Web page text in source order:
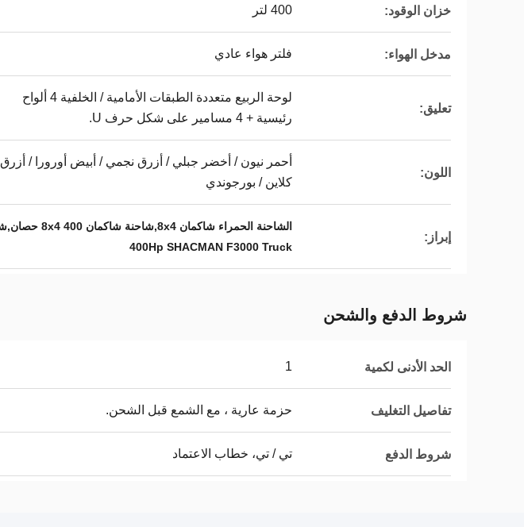
خزان الوقود: 400 لتر
مدخل الهواء: فلتر هواء عادي
تعليق:
لوحة الربيع متعددة الطبقات الأمامية / الخلفية 4 ألواح
رئيسية + 4 مسامير على شكل حرف U.
اللون:
أحمر نيون / أخضر جبلي / أزرق نجمي / أبيض أورورا / أزرق
كلاين / بورجوندي
إبراز:
الشاحنة الحمراء شاكمان 8x4,شاحنة شاكمان 8x4 400 حصان,شاحنة شاكمان F3000 بقوة 400 حصان
400Hp SHACMAN F3000 Truck
شروط الدفع والشحن
الحد الأدنى لكمية 1
تفاصيل التغليف حزمة عارية ، مع الشمع قبل الشحن.
شروط الدفع تي / تي، خطاب الاعتماد